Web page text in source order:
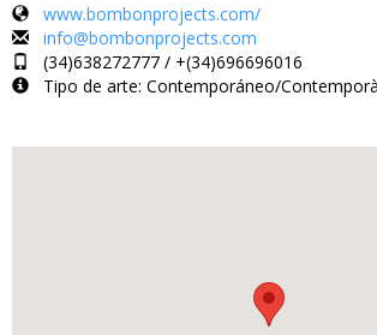
www.bombonprojects.com/
info@bombonprojects.com
(34)638272777 / +(34)696696016
Tipo de arte: Contemporáneo/